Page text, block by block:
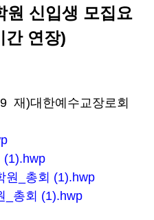
원 신입생 모집요
간 연장)
재)대한예수교장로회
(1).hwp
원_총회 (1).hwp
_총회 (1).hwp